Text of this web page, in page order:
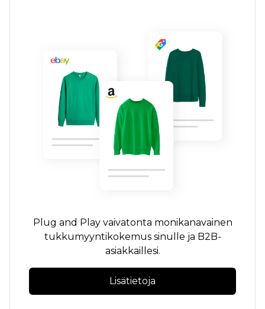
Plug and Play vaivatonta monikanavainen
tukkumyyntikokemus sinulle ja B2B-
asiakkaillesi.
Lisätietoja